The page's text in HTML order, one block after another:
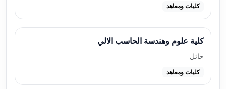
كليات ومعاهد
كلية علوم وهندسة الحاسب الالي
حائل
كليات ومعاهد